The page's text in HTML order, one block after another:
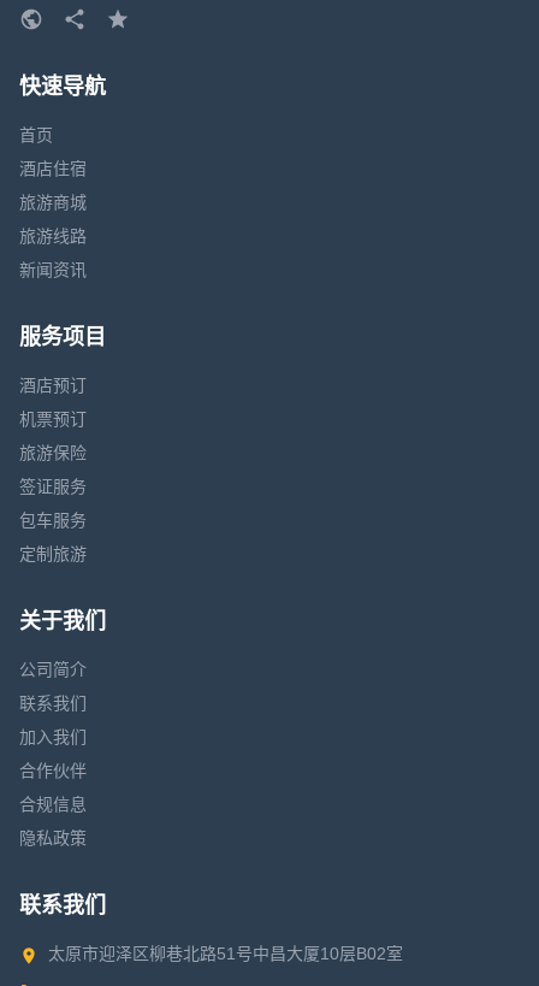
快速导航
首页
酒店住宿
旅游商城
旅游线路
新闻资讯
服务项目
酒店预订
机票预订
旅游保险
签证服务
包车服务
定制旅游
关于我们
公司简介
联系我们
加入我们
合作伙伴
合规信息
隐私政策
联系我们
太原市迎泽区柳巷北路51号中昌大厦10层B02室